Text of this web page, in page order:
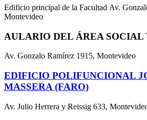
Edificio principal de la Facultad Av.
Montevideo
AULARIO DEL ÁREA SOCIAL
Av. Gonzalo Ramírez 1915, Montevideo
EDIFICIO POLIFUNCIONAL
MASSERA (FARO)
Av. Julio Herrera y Reissig 633,